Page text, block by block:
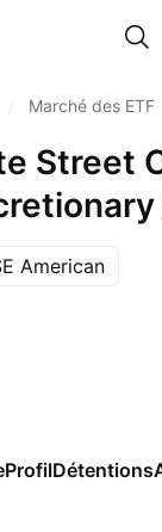
Marché des ETF
Street
SPDR
American
ProfilDétentions